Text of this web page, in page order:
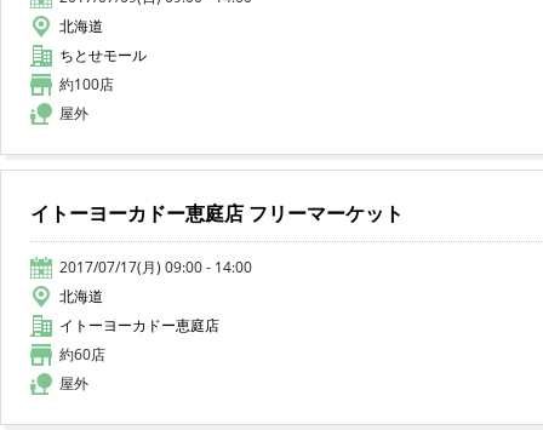
北海道
ちとせモール
約100店
屋外
イトーヨーカドー恵庭店 フリーマーケット
2017/07/17(月) 09:00 - 14:00
北海道
イトーヨーカドー恵庭店
約60店
屋外